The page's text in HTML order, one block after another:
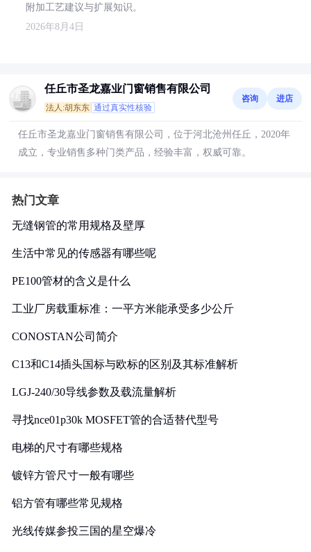
附加工艺建议与扩展知识。
2026年8月4日
任丘市圣龙嘉业门窗销售有限公司
法人:胡东东 通过真实性核验
咨询 进店
任丘市圣龙嘉业门窗销售有限公司，位于河北沧州任丘，2020年
成立，专业销售多种门类产品，经验丰富，权威可靠。
热门文章
无缝钢管的常用规格及壁厚
生活中常见的传感器有哪些呢
PE100管材的含义是什么
工业厂房载重标准：一平方米能承受多少公斤
CONOSTAN公司简介
C13和C14插头国标与欧标的区别及其标准解析
LGJ-240/30导线参数及载流量解析
寻找nce01p30k MOSFET管的合适替代型号
电梯的尺寸有哪些规格
镀锌方管尺寸一般有哪些
铝方管有哪些常见规格
光线传媒参投三国的星空爆冷